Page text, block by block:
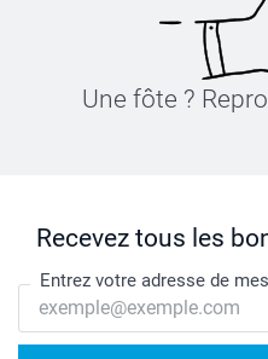
Une fôte ?
Recevez tous les
Entrez votre adresse de